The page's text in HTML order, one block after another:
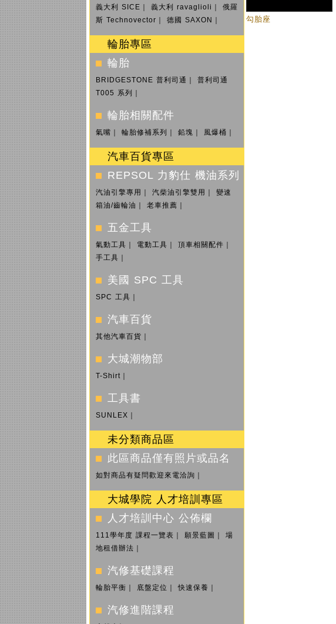
義大利 SICE 義大利 ravaglioli
俄羅
斯 Technovector
德國 SAXON
輪胎專區
輪胎
BRIDGESTONE 普利司通
普利司通
T005 系列
輪胎相關配件
氣嘴 輪胎修補系列 鉛塊 風爆桶
汽車百貨專區
REPSOL 力豹仕 機油系列
汽油引擎專用 汽柴油引擎雙用
變速
箱油/齒輪油
老車推薦
五金工具
氣動工具 電動工具 頂車相關配件
手工具
美國 SPC 工具
SPC 工具
汽車百貨
其他汽車百貨
大城潮物部
T-Shirt
工具書
SUNLEX
未分類商品區
此區商品僅有照片或品名
如對商品有疑問歡迎來電洽詢
大城學院 人才培訓專區
人才培訓中心 公佈欄
111學年度 課程一覽表 願景藍圖
場
地租借辦法
汽修基礎課程
輪胎平衡 底盤定位 ｜快速保養
汽修進階課程
勾胎座